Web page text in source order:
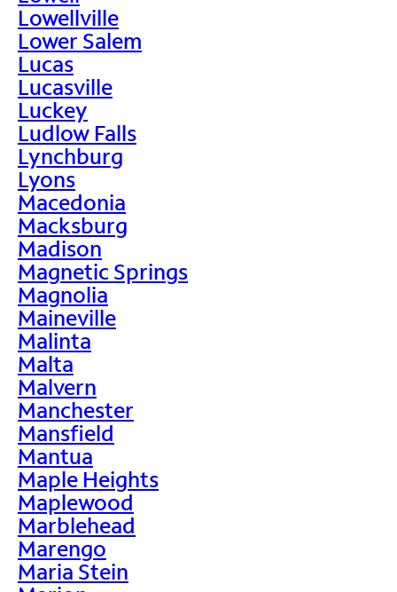
Lowellville
Lower Salem
Lucas
Lucasville
Luckey
Ludlow Falls
Lynchburg
Lyons
Macedonia
Macksburg
Madison
Magnetic Springs
Magnolia
Maineville
Malinta
Malta
Malvern
Manchester
Mansfield
Mantua
Maple Heights
Maplewood
Marblehead
Marengo
Maria Stein